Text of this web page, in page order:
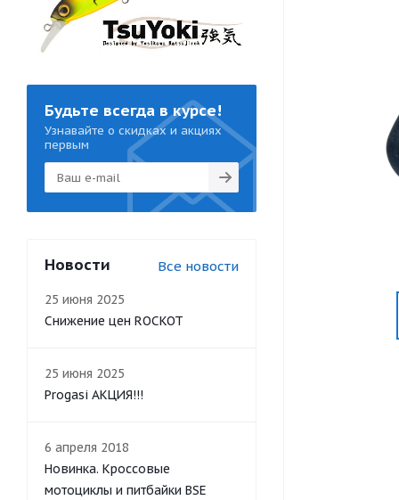
Будьте всегда в курсе!
Узнавайте о скидках и акциях
первым
Новости Все новости
25 июня 2025
Снижение цен ROCKOT
25 июня 2025
Progasi АКЦИЯ!!!
6 апреля 2018
Новинка. Кроссовые
мотоциклы и питбайки BSE